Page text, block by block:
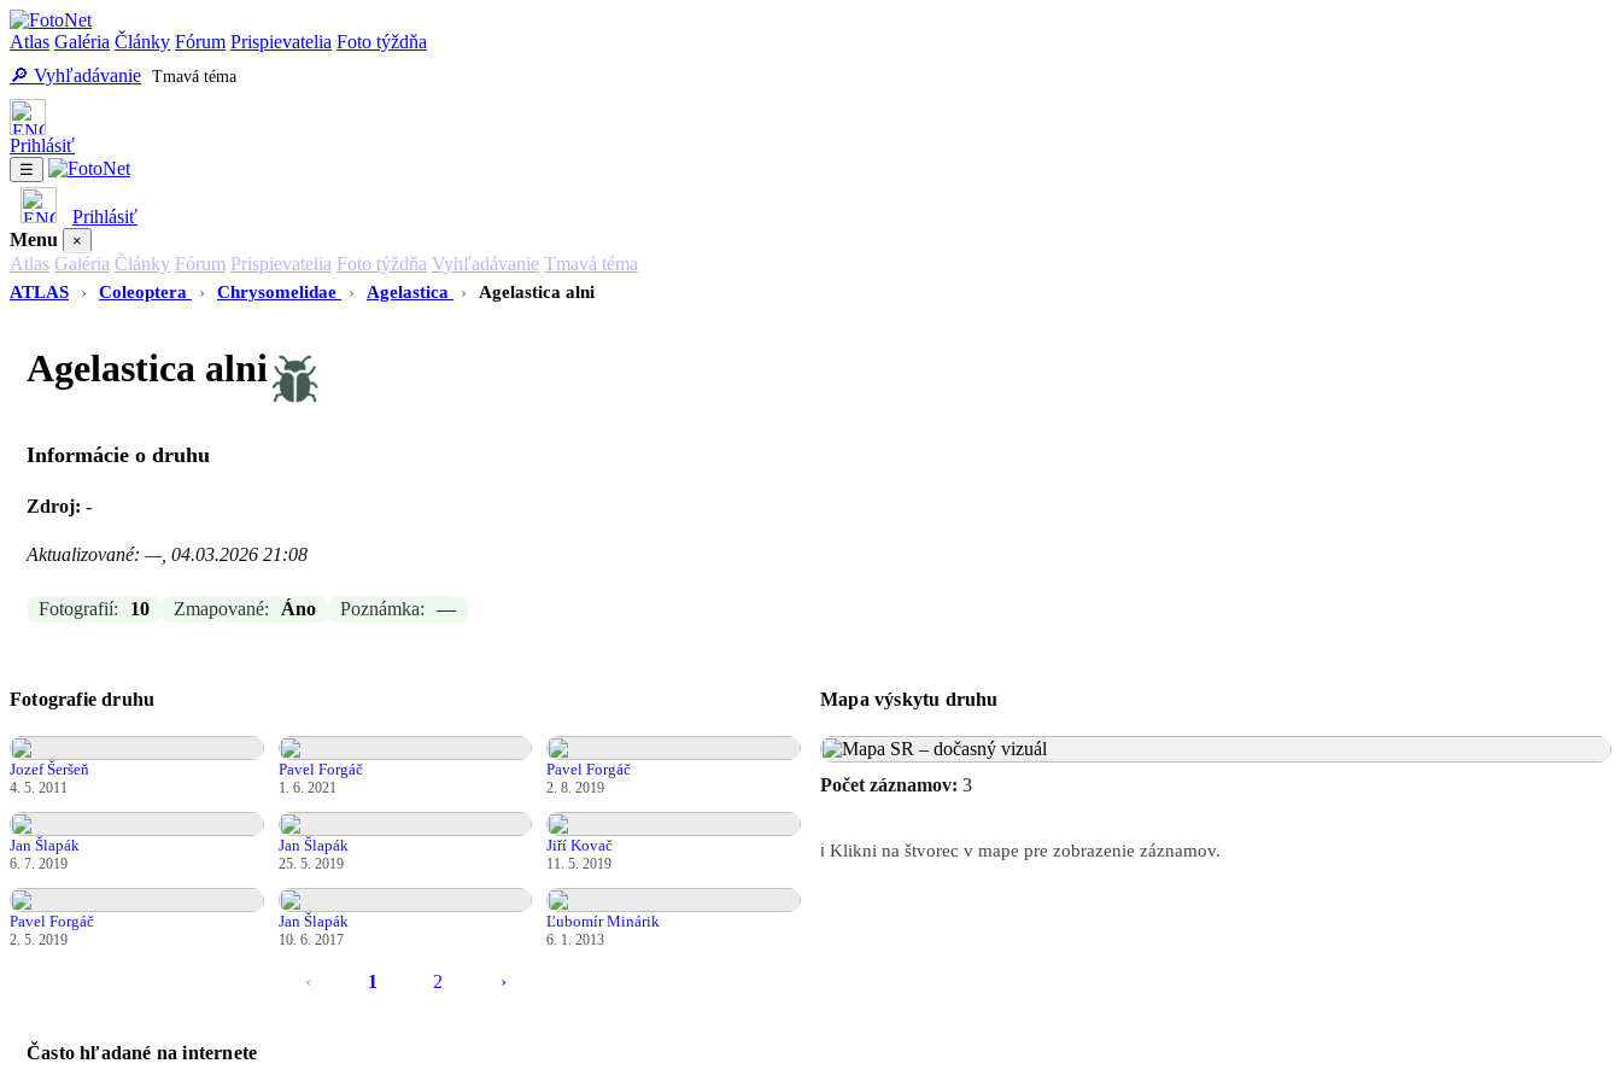
Atlas Galéria Články Fórum Prispievatelia Foto týždňa
🔎 Vyhľadávanie Tmavá téma
Prihlásiť
☰
Prihlásiť
Menu
×
Atlas Galéria Články Fórum Prispievatelia Foto týždňa Vyhľadávanie Tmavá téma
ATLAS
› Coleoptera › Chrysomelidae › Agelastica › Agelastica alni
Agelastica alni
Informácie o druhu
Zdroj: -
Aktualizované: —, 04.03.2026 21:08
Fotografií: 10 Zmapované: Áno Poznámka: —
Fotografie druhu
Jozef Šeršeň
4. 5. 2011
Pavel Forgáč
1. 6. 2021
Pavel Forgáč
2. 8. 2019
Jan Šlapák
6. 7. 2019
Jan Šlapák
25. 5. 2019
Jiří Kovač
11. 5. 2019
Pavel Forgáč
2. 5. 2019
Jan Šlapák
10. 6. 2017
Ľubomír Minárik
6. 1. 2013
‹ 1 2 ›
Mapa výskytu druhu
Počet záznamov: 3
ℹ️ Klikni na štvorec v mape pre zobrazenie záznamov.
Často hľadané na internete